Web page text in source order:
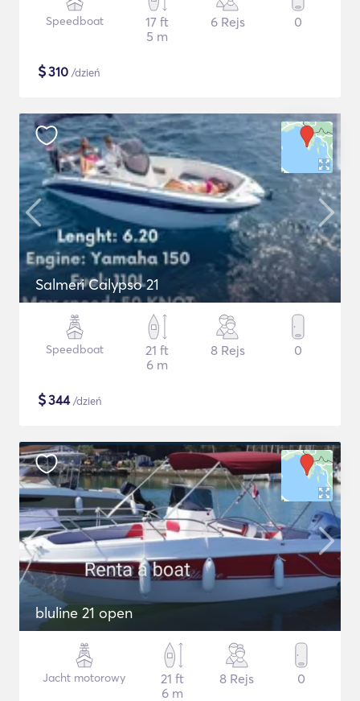
Speedboat
17 ft
5 m
6 Rejs 0
$310 /dzień
Salmeri Calypso 21
Speedboat
21 ft
6 m
8 Rejs 0
$344/dzień
bluline 21 open
Jacht motorowy
21 ft
6 m
8 Rejs 0